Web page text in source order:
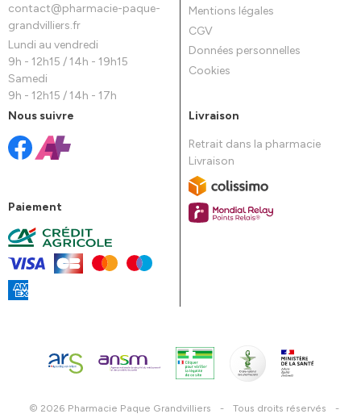
contact@pharmacie-paque-
grandvilliers.fr
Lundi au vendredi
9h - 12h15 / 14h - 19h15
Samedi
9h - 12h15 / 14h - 17h
Mentions légales
CGV
Données personnelles
Cookies
Nous suivre
Paiement
Livraison
Retrait dans la pharmacie
Livraison
© 2026 Pharmacie Paque Grandvilliers - Tous droits réservés
-